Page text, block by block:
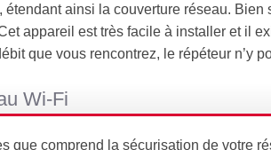
étendant ainsi la couverture réseau.
appareil est très facile à installer et il
que vous rencontrez, le répéteur n’y
Wi-Fi
que comprend la sécurisation de votre